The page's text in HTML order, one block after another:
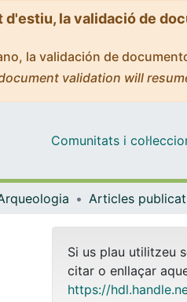
la validació de
la validación de
validation will
Comunitats i
Si us plau utilitzeu
citar o enllaçar
https://